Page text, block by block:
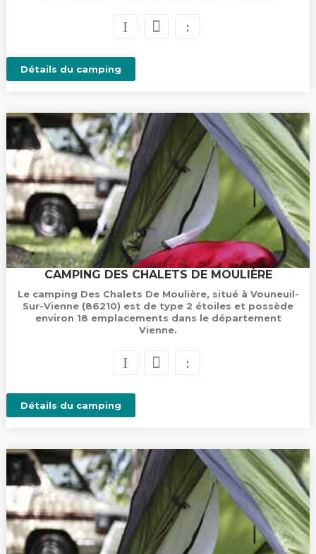
Détails du camping
CAMPING DES CHALETS DE MOULIÈRE
Le camping Des Chalets De Moulière, situé à Vouneuil-
Sur-Vienne (86210) est de type 2 étoiles et possède
environ 18 emplacements dans le département
Vienne.
Détails du camping